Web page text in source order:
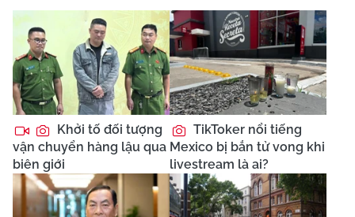
Khởi tố đối tượng
vận chuyển hàng lậu qua
biên giới
TikToker nổi tiếng
Mexico bị bắn tử vong khi
livestream là ai?